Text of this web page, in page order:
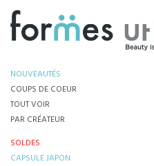
NOUVEAUTÉS
COUPS DE COEUR
TOUT VOIR
PAR CRÉATEUR
SOLDES
CAPSULE JAPON